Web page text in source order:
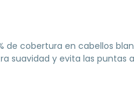
de cobertura en cabellos
suavidad y evita las puntas